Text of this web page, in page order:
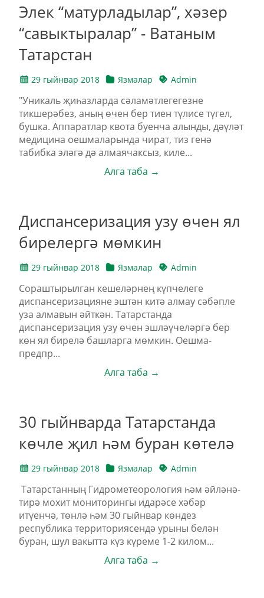
Элек “матурладылар”, хәзер
“савыктыралар” - Ватаным
Татарстан
29 гыйнвар 2018 Язмалар Admin
"Уникаль җиһазларда сәламәтлегегезне
тикшерәбез, аның өчен бер тиен түлисе түгел,
бушка. Аппаратлар квота буенча алынды, дәүләт
медицина оешмаларында чират, тиз генә
табибка эләгә дә алмаячаксыз, киле...
Алга таба →
Диспансеризация узу өчен ял
бирелергә мөмкин
29 гыйнвар 2018 Язмалар Admin
Сораштырылган кешеләрнең күпчелеге
диспансеризацияне эштән китә алмау сәбәпле
уза алмавын әйткән. Татарстанда
диспансеризация узу өчен эшләүчеләргә бер
көн ял бирелә башларга мөмкин. Оешма-
предпр...
Алга таба →
30 гыйнварда Татарстанда
көчле җил һәм буран көтелә
29 гыйнвар 2018 Язмалар Admin
Татарстанның Гидрометеорология һәм әйләнә-
тирә мохит мониторингы идарәсе хәбәр
итүенчә, төнлә һәм 30 гыйнвар көндез
республика территориясендә урыны белән
буран, шул вакытта күз күреме 1-2 килом...
Алга таба →